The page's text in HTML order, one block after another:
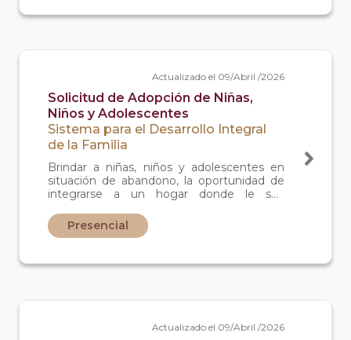
Actualizado el 09/Abril /2026
Solicitud de Adopción de Niñas,
Niños y Adolescentes
Sistema para el Desarrollo Integral
de la Familia
Brindar a niñas, niños y adolescentes en
situación de abandono, la oportunidad de
integrarse a un hogar donde le sea
pleno desarrollo físico y emocional.
Presencial
Actualizado el 09/Abril /2026